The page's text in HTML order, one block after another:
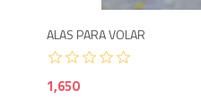
ALAS PARA VOLAR
1,650